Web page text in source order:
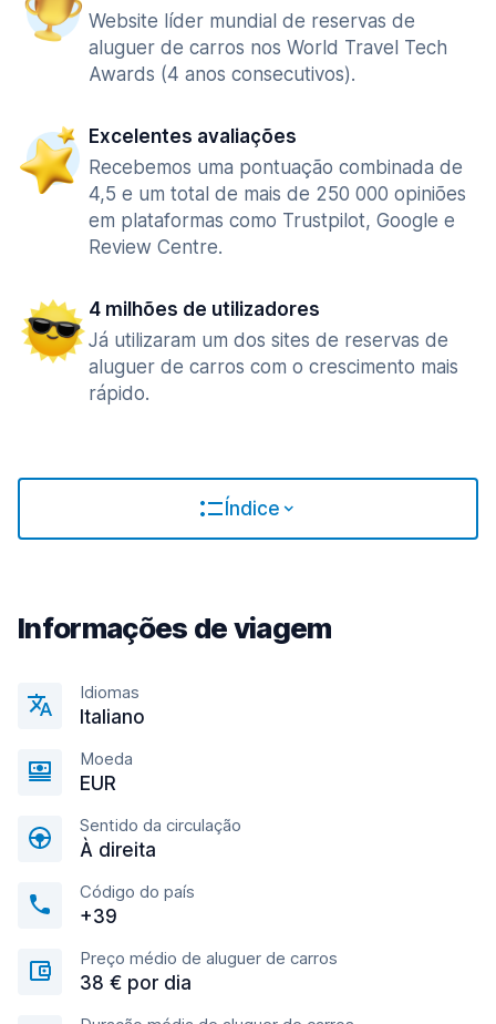
Website líder mundial de reservas de
aluguer de carros nos World Travel Tech
Awards (4 anos consecutivos).
Excelentes avaliações
Recebemos uma pontuação combinada de
4,5 e um total de mais de 250 000 opiniões
em plataformas como Trustpilot, Google e
Review Centre.
4 milhões de utilizadores
Já utilizaram um dos sites de reservas de
aluguer de carros com o crescimento mais
rápido.
Índice
Informações de viagem
Idiomas
Italiano
Moeda
EUR
Sentido da circulação
À direita
Código do país
+39
Preço médio de aluguer de carros
38 € por dia